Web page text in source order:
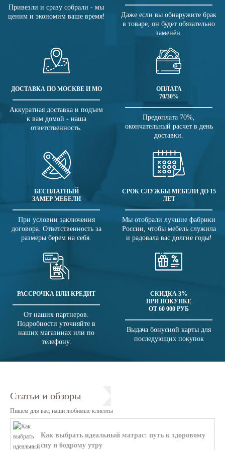
Привезли и сразу собрали - мы
ценим и экономим ваше время!
Даже если вы обнаружите брак
в товаре, он будет обязательно
заменён.
ДОСТАВКА ПО МОСКВЕ И МО
Аккуратная доставка и подъем
к вам домой - наша
ответственность.
ОПЛАТА
70/30%
Предоплата 70%,
окончательный расчет в день
доставки.
БЕСПЛАТНЫЙ
ЗАМЕР МЕБЕЛИ
При условии заключения
договора. Ответственность за
размеры берем на себя.
СРОК СЛУЖБЫ МЕБЕЛИ ДО 15
ЛЕТ
Мы отобрали лучшие фабрики
России, чтобы мебель служила
и радовала вас долгие годы!
РАССРОЧКА ИЛИ КРЕДИТ
От наших партнеров.
Подробности уточняйте в
наших магазинах или по
телефону.
СКИДКА 3%
ПРИ ПОКУПКЕ
ОТ 60 000 РУБ
Выдача бонусной карты для
последующих покупок
Статьи и обзоры
Пишем для вас, наши любимые клиенты
Как выбрать идеальный матрас: путь к здоровому
сну и бодрому утру